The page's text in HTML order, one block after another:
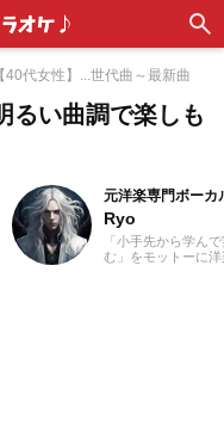
【40代女性】...世代曲～最新曲
るい曲調で楽しも
元洋楽専門ボーカ
Ryo
「小手先から学ん
む」をモットーに